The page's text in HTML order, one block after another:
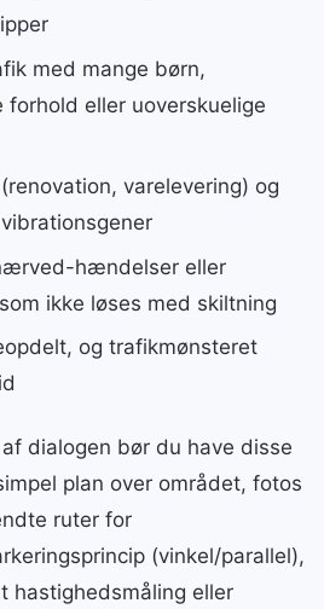
med mange børn,
forhold eller uoverskuelige
varelevering) og
hændelser eller
ikke løses med skiltning
og trafikmønsteret
dialogen bør du have disse
plan over området, fotos
ruter for
(vinkel/parallel),
hastighedsmåling eller